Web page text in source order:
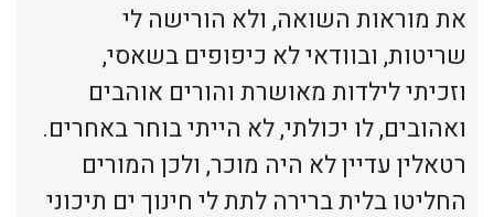
את מוראות השואה, ולא הורישה לי
שריטות, ובוודאי לא כיפופים בשאסי,
וזכיתי לילדות מאושרת והורים אוהבים
ואהובים, לו יכולתי, לא הייתי בוחר באחרים.
רטאלין עדיין לא היה מוכר, ולכן המורים
החליטו בלית ברירה לתת לי חינוך ים תיכוני